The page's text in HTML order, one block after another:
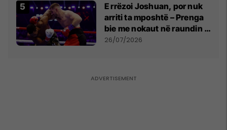
E rrëzoi Joshuan, por nuk
arriti ta mposhtë – Prenga
bie me nokaut në raundin e
dytë
26/07/2026